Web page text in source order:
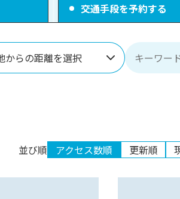
交通手段を予約する
からの距離を選択
並び順 アクセス数順 更新順